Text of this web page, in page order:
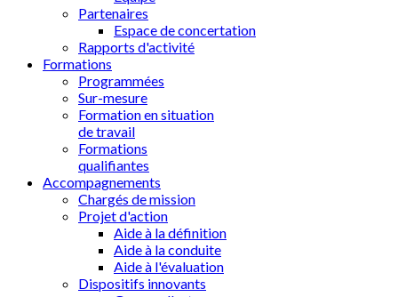
Partenaires
Espace de concertation
Rapports d'activité
Formations
Programmées
Sur-mesure
Formation en situation
de travail
Formations
qualifiantes
Accompagnements
Chargés de mission
Projet d'action
Aide à la définition
Aide à la conduite
Aide à l'évaluation
Dispositifs innovants